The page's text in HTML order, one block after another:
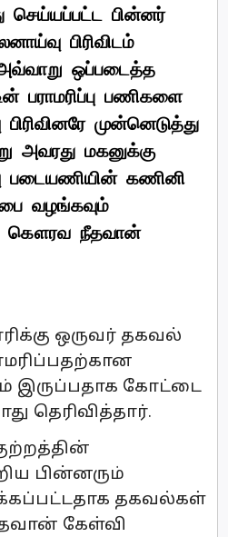
செய்யப்பட்ட பின்னர்
பிரிவிடம்
ஒப்படைத்த
பராமரிப்பு பணிகளை
முன்னெடுத்து
அவரது மகனுக்கு
படையணியின் கணினி
வழங்கவும்
கௌரவ நீதவான்
ஒருவர் தகவல்
இருப்பதாக கோட்டை
தெரிவித்தார்.
பின்னரும்
தகவல்கள்
கேள்வி